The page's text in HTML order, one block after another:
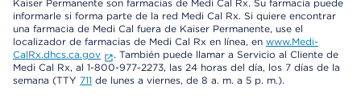
Kaiser Permanente son farmacias de Medi Cal Rx. Su farmacia puede
informarle si forma parte de la red Medi Cal Rx. Si quiere encontrar
una farmacia de Medi Cal fuera de Kaiser Permanente, use el
localizador de farmacias de Medi Cal Rx en línea, en www.Medi-
CalRx.dhcs.ca.gov
. También puede llamar a Servicio al Cliente de
Medi Cal Rx, al 1-800-977-2273, las 24 horas del día, los 7 días de la
semana (TTY 711 de lunes a viernes, de 8 a. m. a 5 p. m.).